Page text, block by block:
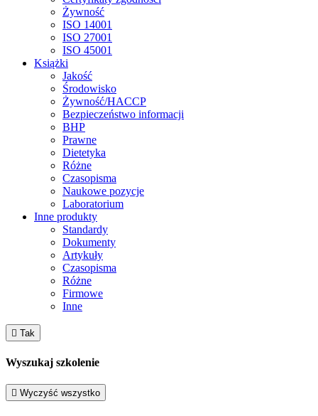
Żywność
ISO 14001
ISO 27001
ISO 45001
Książki
Jakość
Środowisko
Żywność/HACCP
Bezpieczeństwo informacji
BHP
Prawne
Dietetyka
Różne
Czasopisma
Naukowe pozycje
Laboratorium
Inne produkty
Standardy
Dokumenty
Artykuły
Czasopisma
Różne
Firmowe
Inne
 Tak
Wyszukaj szkolenie
 Wyczyść wszystko